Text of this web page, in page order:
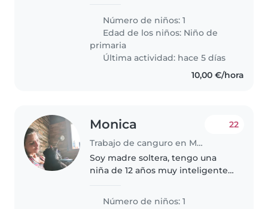
lleno de energía.
Número de niños: 1
Edad de los niños: Niño de
primaria
Última actividad: hace 5 días
10,00 €/hora
Monica
Trabajo de canguro en Madrid
22
Soy madre soltera, tengo una
niña de 12 años muy inteligente
Número de niños: 1